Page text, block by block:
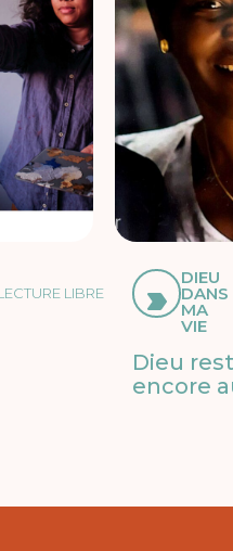
LIBRE
DIEU
DANS
MA
VIE
Dieu
encore